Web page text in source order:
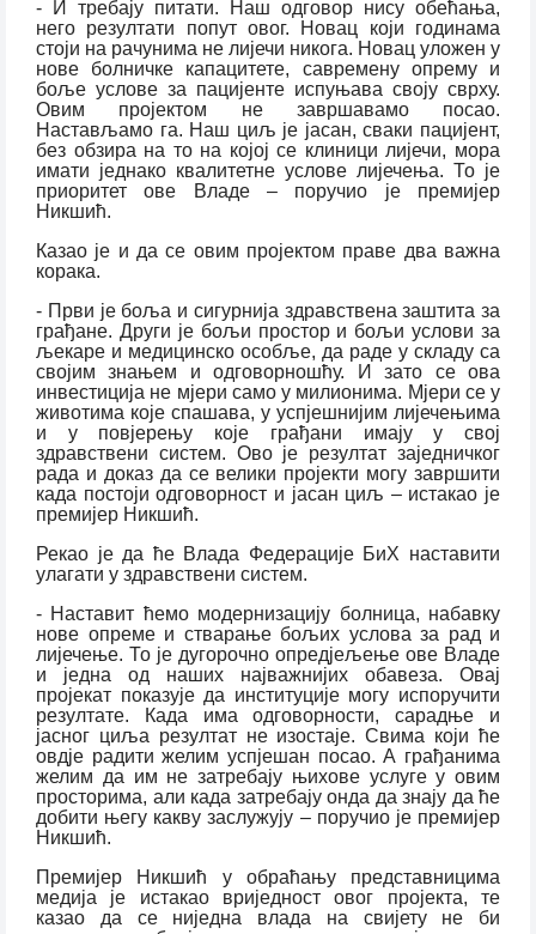
- И требају питати. Наш одговор нису обећања,
него резултати попут овог. Новац који годинама
стоји на рачунима не лијечи никога. Новац уложен у
нове болничке капацитете, савремену опрему и
боље услове за пацијенте испуњава своју сврху.
Овим пројектом не завршавамо посао.
Настављамо га. Наш циљ је јасан, сваки пацијент,
без обзира на то на којој се клиници лијечи, мора
имати једнако квалитетне услове лијечења. То је
приоритет ове Владе – поручио је премијер
Никшић.
Казао је и да се овим пројектом праве два важна
корака.
- Први је боља и сигурнија здравствена заштита за
грађане. Други је бољи простор и бољи услови за
љекаре и медицинско особље, да раде у складу са
својим знањем и одговорношћу. И зато се ова
инвестиција не мјери само у милионима. Мјери се у
животима које спашава, у успјешнијим лијечењима
и у повјерењу које грађани имају у свој
здравствени систем. Ово је резултат заједничког
рада и доказ да се велики пројекти могу завршити
када постоји одговорност и јасан циљ – истакао је
премијер Никшић.
Рекао је да ће Влада Федерације БиХ наставити
улагати у здравствени систем.
- Наставит ћемо модернизацију болница, набавку
нове опреме и стварање бољих услова за рад и
лијечење. То је дугорочно опредјељење ове Владе
и једна од наших најважнијих обавеза. Овај
пројекат показује да институције могу испоручити
резултате. Када има одговорности, сарадње и
јасног циља резултат не изостаје. Свима који ће
овдје радити желим успјешан посао. А грађанима
желим да им не затребају њихове услуге у овим
просторима, али када затребају онда да знају да ће
добити његу какву заслужују – поручио је премијер
Никшић.
Премијер Никшић у обраћању представницима
медија је истакао вриједност овог пројекта, те
казао да се ниједна влада на свијету не би